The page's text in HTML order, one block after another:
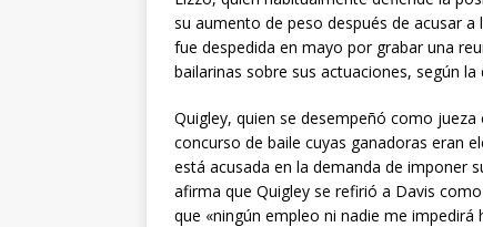
su aumento de peso después de acusar
fue despedida en mayo por grabar una
bailarinas sobre sus actuaciones, según la
Quigley, quien se desempeñó como jueza
concurso de baile cuyas ganadoras eran
está acusada en la demanda de imponer
afirma que Quigley se refirió a Davis
que «ningún empleo ni nadie me impedirá